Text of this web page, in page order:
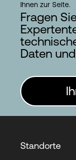
Ihnen zur Seite.
Fragen
Daten
Standorte